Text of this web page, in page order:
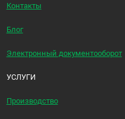
Контакты
Блог
Электронный документооборот
УСЛУГИ
Производство